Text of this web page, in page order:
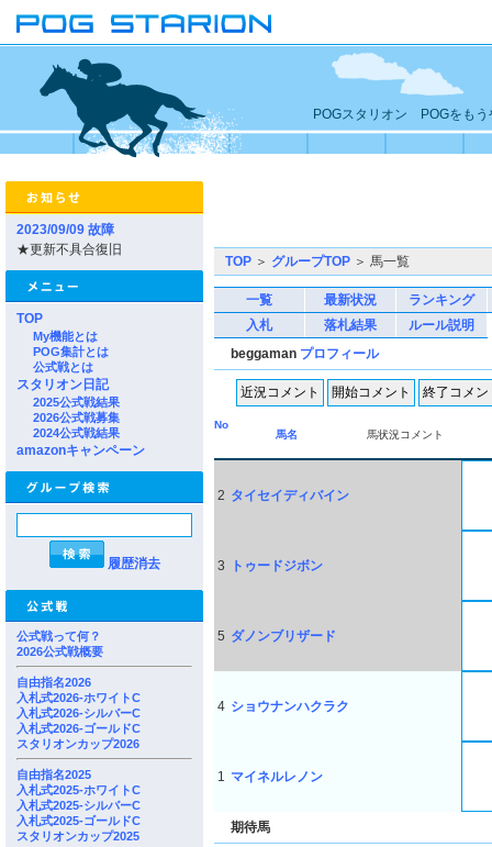
POGスタリオン POGをもう
2023/09/09 故障
★更新不具合復旧
TOP
My機能とは
POG集計とは
公式戦とは
スタリオン日記
2025公式戦結果
2026公式戦募集
2024公式戦結果
amazonキャンペーン
履歴消去
公式戦って何？
2026公式戦概要
自由指名2026
入札式2026-ホワイトC
入札式2026-シルバーC
入札式2026-ゴールドC
スタリオンカップ2026
自由指名2025
入札式2025-ホワイトC
入札式2025-シルバーC
入札式2025-ゴールドC
スタリオンカップ2025
TOP ＞ グループTOP ＞ 馬一覧
一覧 最新状況
ランキング
入札
落札結果
ルール説明
beggaman プロフィール
No
馬名
馬状況コメント
2 タイセイディバイン
3 トゥードジボン
5 ダノンブリザード
4 ショウナンハクラク
1 マイネルレノン
期待馬